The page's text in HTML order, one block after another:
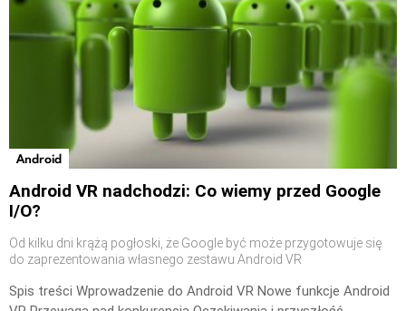
Android
Android VR nadchodzi: Co wiemy przed Google
I/O?
Od kilku dni krążą pogłoski, że Google być może przygotowuje się
do zaprezentowania własnego zestawu Android VR
Spis treści Wprowadzenie do Android VR Nowe funkcje Android